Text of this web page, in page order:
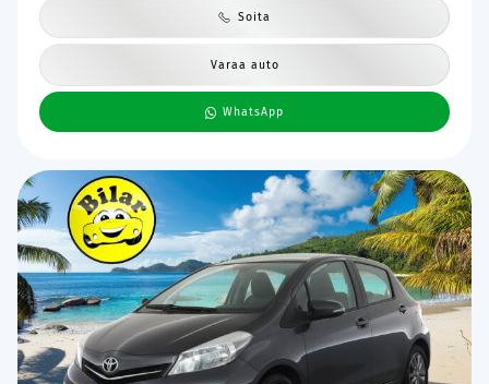
Soita
Varaa auto
WhatsApp